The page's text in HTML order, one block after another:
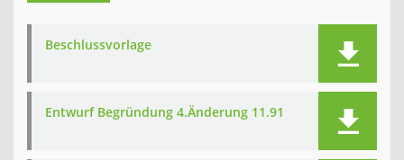
Beschlussvorlage
Entwurf Begründung 4.Änderung 11.91